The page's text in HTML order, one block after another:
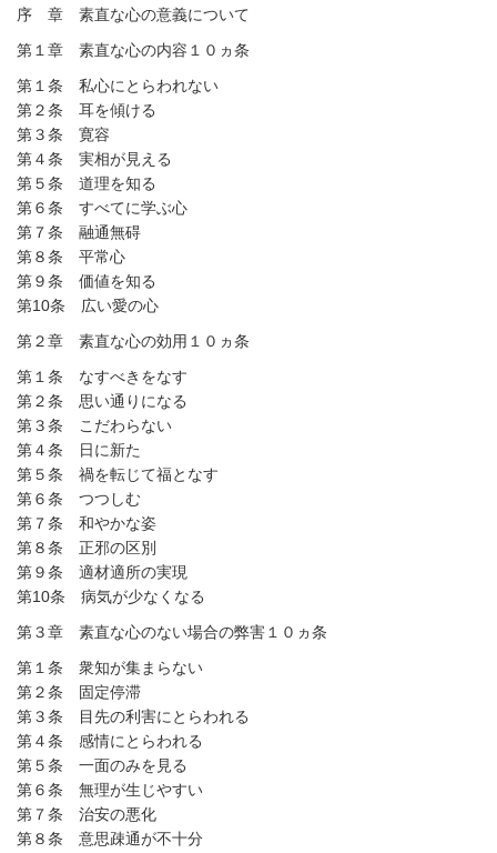
序 章 素直な心の意義について
第１章 素直な心の内容１０ヵ条
第１条 私心にとらわれない
第２条 耳を傾ける
第３条 寛容
第４条 実相が見える
第５条 道理を知る
第６条 すべてに学ぶ心
第７条 融通無碍
第８条 平常心
第９条 価値を知る
第10条 広い愛の心
第２章 素直な心の効用１０ヵ条
第１条 なすべきをなす
第２条 思い通りになる
第３条 こだわらない
第４条 日に新た
第５条 禍を転じて福となす
第６条 つつしむ
第７条 和やかな姿
第８条 正邪の区別
第９条 適材適所の実現
第10条 病気が少なくなる
第３章 素直な心のない場合の弊害１０ヵ条
第１条 衆知が集まらない
第２条 固定停滞
第３条 目先の利害にとらわれる
第４条 感情にとらわれる
第５条 一面のみを見る
第６条 無理が生じやすい
第７条 治安の悪化
第８条 意思疎通が不十分